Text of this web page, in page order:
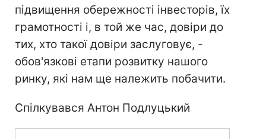
підвищення обережності інвесторів, їх
грамотності і, в той же час, довіри до
тих, хто такої довіри заслуговує, -
обов'язкові етапи розвитку нашого
ринку, які нам ще належить побачити.
Спілкувався Антон Подлуцький